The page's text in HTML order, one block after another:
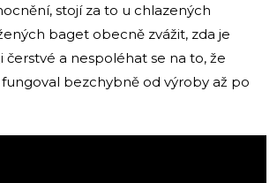
stojí za to u chlazených
baget obecně zvážit, zda je
čerstvé a nespoléhat se na to, že
bezchybně od výroby až po